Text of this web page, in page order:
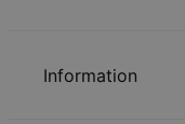
Klik her
Information